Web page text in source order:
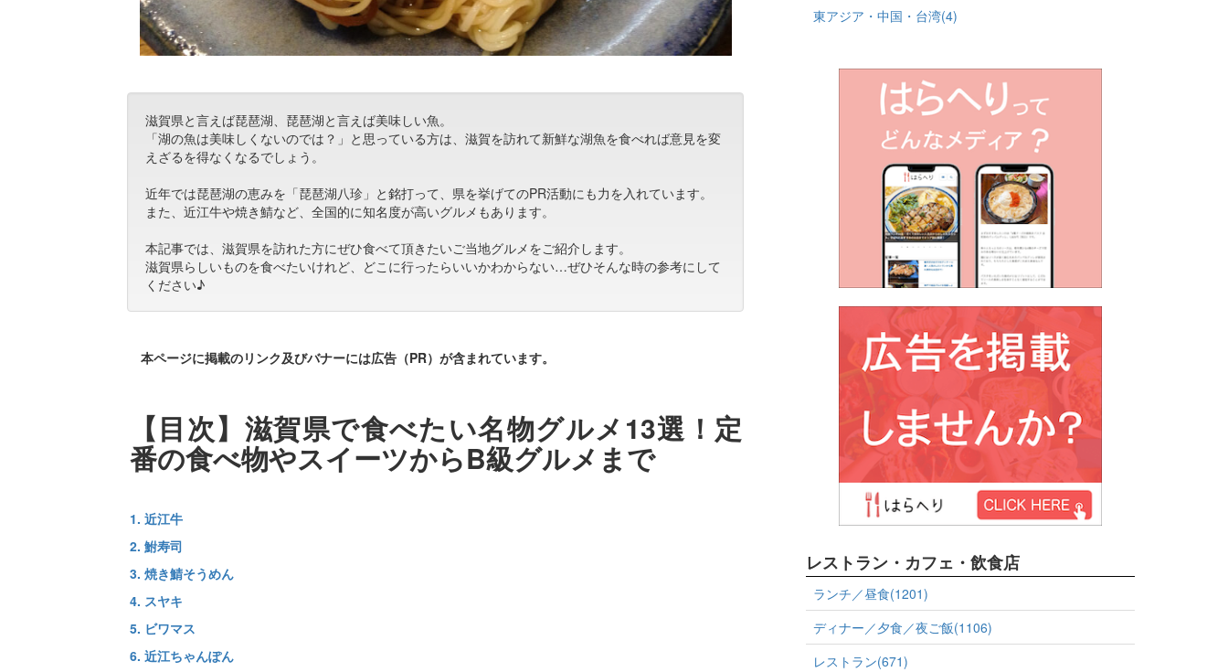
滋賀県と言えば琵琶湖、琵琶湖と言えば美味しい魚。
「湖の魚は美味しくないのでは？」と思っている方は、滋賀を訪れて新鮮な湖魚を食べれば意見を変
えざるを得なくなるでしょう。
近年では琵琶湖の恵みを「琵琶湖八珍」と銘打って、県を挙げてのPR活動にも力を入れています。
また、近江牛や焼き鯖など、全国的に知名度が高いグルメもあります。
本記事では、滋賀県を訪れた方にぜひ食べて頂きたいご当地グルメをご紹介します。
滋賀県らしいものを食べたいけれど、どこに行ったらいいかわからない…ぜひそんな時の参考にして
ください♪
本ページに掲載のリンク及びバナーには広告（PR）が含まれています。
【目次】滋賀県で食べたい名物グルメ13選！定
番の食べ物やスイーツからB級グルメまで
1. 近江牛
2. 鮒寿司
3. 焼き鯖そうめん
4. スヤキ
5. ビワマス
6. 近江ちゃんぽん
東アジア・中国・台湾(4)
レストラン・カフェ・飲食店
ランチ／昼食(1201)
ディナー／夕食／夜ご飯(1106)
レストラン(671)